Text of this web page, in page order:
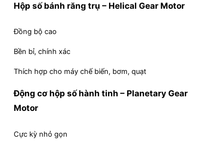
Hộp số bánh răng trụ – Helical Gear Motor
Đồng bộ cao
Bền bỉ, chính xác
Thích hợp cho máy chế biến, bơm, quạt
Động cơ hộp số hành tinh – Planetary Gear
Motor
Cực kỳ nhỏ gọn